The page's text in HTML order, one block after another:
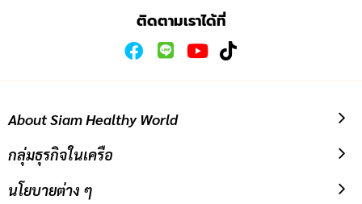
ติดตามเราได้ที่
About Siam Healthy World
กลุ่มธุรกิจในเครือ
นโยบายต่าง ๆ